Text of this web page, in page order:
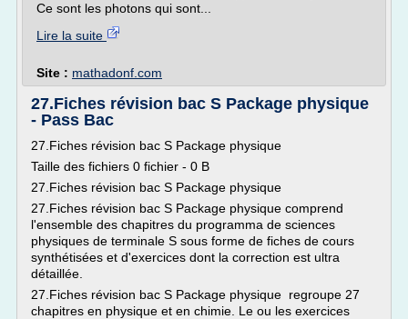
Ce sont les photons qui sont...
Lire la suite
Site : mathadonf.com
27.Fiches révision bac S Package physique
- Pass Bac
27.Fiches révision bac S Package physique
Taille des fichiers 0 fichier - 0 B
27.Fiches révision bac S Package physique
27.Fiches révision bac S Package physique comprend
l'ensemble des chapitres du programma de sciences
physiques de terminale S sous forme de fiches de cours
synthétisées et d'exercices dont la correction est ultra
détaillée.
27.Fiches révision bac S Package physique regroupe 27
chapitres en physique et en chimie. Le ou les exercices